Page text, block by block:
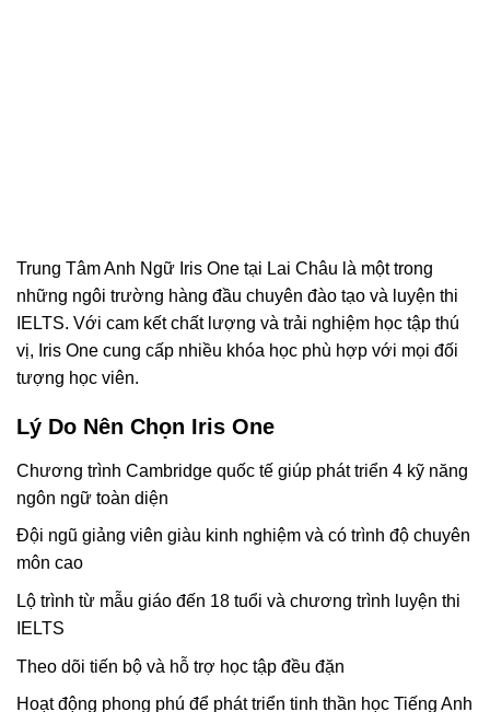
Trung Tâm Anh Ngữ Iris One tại Lai Châu là một trong
những ngôi trường hàng đầu chuyên đào tạo và luyện thi
IELTS. Với cam kết chất lượng và trải nghiệm học tập thú
vị, Iris One cung cấp nhiều khóa học phù hợp với mọi đối
tượng học viên.
Lý Do Nên Chọn Iris One
Chương trình Cambridge quốc tế giúp phát triển 4 kỹ năng
ngôn ngữ toàn diện
Đội ngũ giảng viên giàu kinh nghiệm và có trình độ chuyên
môn cao
Lộ trình từ mẫu giáo đến 18 tuổi và chương trình luyện thi
IELTS
Theo dõi tiến bộ và hỗ trợ học tập đều đặn
Hoạt động phong phú để phát triển tinh thần học Tiếng Anh